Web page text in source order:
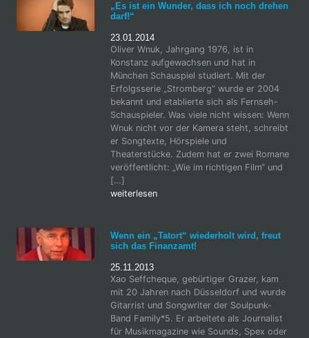
„Es ist ein Wunder, dass ich noch drehen
darf!“
23.01.2014
Oliver Wnuk, Jahrgang 1976, ist in
Konstanz aufgewachsen und hat in
München Schauspiel studiert. Mit der
Erfolgsserie „Stromberg“ wurde er 2004
bekannt und etablierte sich als Fernseh-
Schauspieler. Was viele nicht wissen: Wenn
Wnuk nicht vor der Kamera steht, schreibt
er Songtexte, Hörspiele und
Theaterstücke. Zudem hat er zwei Romane
veröffentlicht: „Wie im richtigen Film“ und
[…]
weiterlesen
Wenn ein „Tatort“ wiederholt wird, freut
sich das Finanzamt!
25.11.2013
Xao Seffcheque, gebürtiger Grazer, kam
mit 20 Jahren nach Düsseldorf und wurde
Gitarrist und Songwriter der Soulpunk-
Band Family*5. Er arbeitete als Journalist
für Musikmagazine wie Sounds, Spex oder